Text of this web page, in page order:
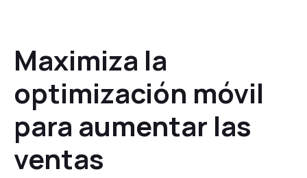
Maximiza la
optimización móvil
para aumentar las
ventas